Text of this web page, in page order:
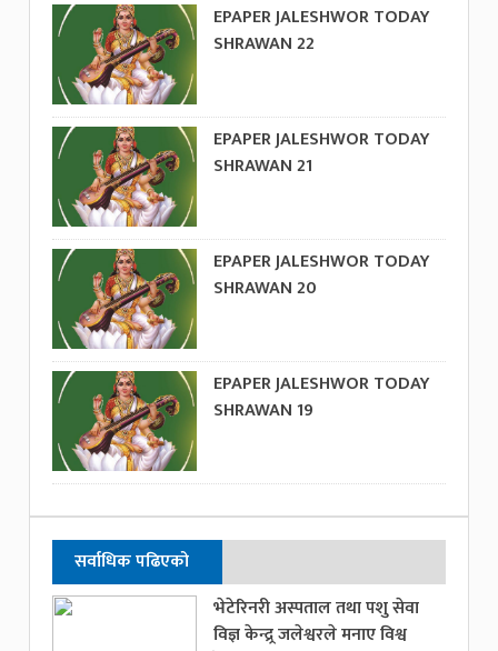
EPAPER JALESHWOR TODAY
SHRAWAN 22
EPAPER JALESHWOR TODAY
SHRAWAN 21
EPAPER JALESHWOR TODAY
SHRAWAN 20
EPAPER JALESHWOR TODAY
SHRAWAN 19
सर्वाधिक पढिएको
भेटेरिनरी अस्पताल तथा पशु सेवा
विज्ञ केन्द्र्र जलेश्वरले मनाए विश्व